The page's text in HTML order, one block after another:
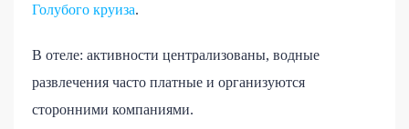
Голубого круиза.
В отеле: активности централизованы, водные
развлечения часто платные и организуются
сторонними компаниями.